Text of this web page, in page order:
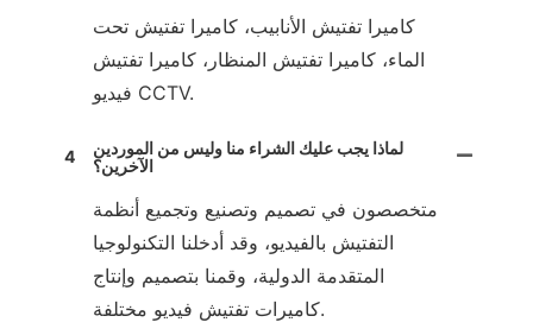
كاميرا تفتيش الأنابيب، كاميرا تفتيش تحت
الماء، كاميرا تفتيش المنظار، كاميرا تفتيش
فيديو CCTV.
4
لماذا يجب عليك الشراء منا وليس من الموردين
الآخرين؟
متخصصون في تصميم وتصنيع وتجميع أنظمة
التفتيش بالفيديو، وقد أدخلنا التكنولوجيا
المتقدمة الدولية، وقمنا بتصميم وإنتاج
كاميرات تفتيش فيديو مختلفة.